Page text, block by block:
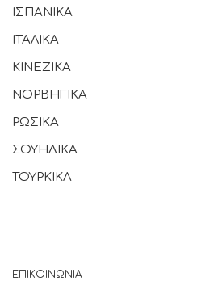
ΙΣΠΑΝΙΚΑ
ΙΤΑΛΙΚΑ
ΚΙΝΕΖΙΚΑ
ΝΟΡΒΗΓΙΚΑ
ΡΩΣΙΚΑ
ΣΟΥΗΔΙΚΑ
ΤΟΥΡΚΙΚΑ
ΕΠΙΚΟΙΝΩΝΙΑ